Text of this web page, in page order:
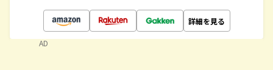
詳細を見る
AD